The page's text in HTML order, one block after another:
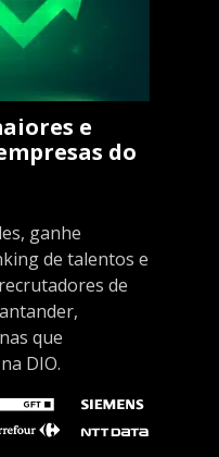
e
do
ganhe
de talentos e
de
que
DIO.